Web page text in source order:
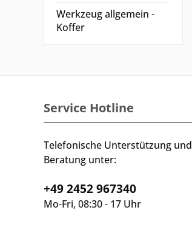
Werkzeug allgemein -
Koffer
Service Hotline
Telefonische Unterstützung und
Beratung unter:
+49 2452 967340
Mo-Fri, 08:30 - 17 Uhr